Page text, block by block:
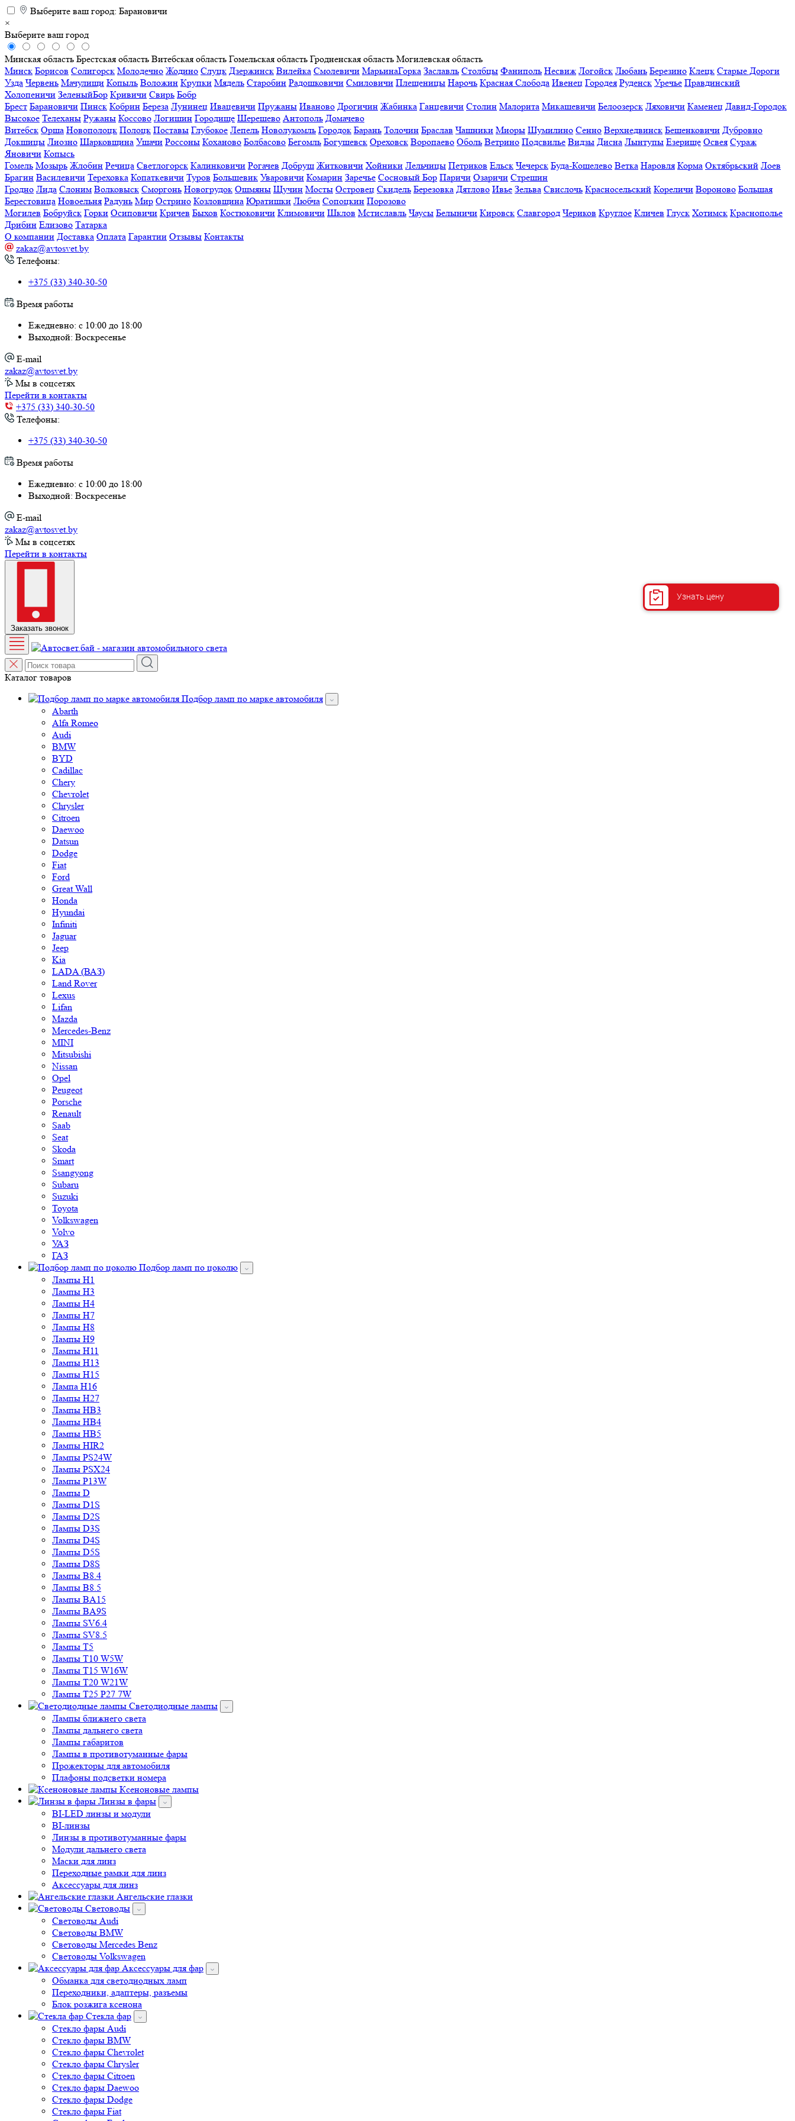
Выберите ваш город: Барановичи
×
Выберите ваш город
Минская область Брестская область Витебская область Гомельская область Гродненская область Могилевская область
Минск Борисов Солигорск Молодечно Жодино Слуцк Дзержинск Вилейка Смолевичи МарьинаГорка Заславль Столбцы Фаниполь Несвиж Логойск Любань Березино Клецк Старые Дороги
Узда Червень Мачулищи Копыль Воложин Крупки Мядель Старобин Радошковичи Смиловичи Плещеницы Нарочь Красная Слобода Ивенец Городея Руденск Уречье Правдинский
Холопеничи ЗеленыйБор Кривичи Свирь Бобр
Брест Барановичи Пинск Кобрин Береза Лунинец Ивацевичи Пружаны Иваново Дрогичин Жабинка Ганцевичи Столин Малорита Микашевичи Белоозерск Ляховичи Каменец Давид-Городок
Высокое Телеханы Ружаны Коссово Логишин Городище Шерешево Антополь Домачево
Витебск Орша Новополоцк Полоцк Поставы Глубокое Лепель Новолукомль Городок Барань Толочин Браслав Чашники Миоры Шумилино Сенно Верхнедвинск Бешенковичи Дубровно
Докшицы Лиозно Шарковщина Ушачи Россоны Коханово Болбасово Бегомль Богушевск Ореховск Воропаево Оболь Ветрино Подсвилье Видзы Дисна Лынтупы Езерище Освея Сураж
Яновичи Копысь
Гомель Мозырь Жлобин Речица Светлогорск Калинковичи Рогачев Добруш Житковичи Хойники Лельчицы Петриков Ельск Чечерск Буда-Кошелево Ветка Наровля Корма Октябрьский Лоев
Брагин Василевичи Тереховка Копаткевичи Туров Большевик Уваровичи Комарин Заречье Сосновый Бор Паричи Озаричи Стрешин
Гродно Лида Слоним Волковыск Сморгонь Новогрудок Ошмяны Щучин Мосты Островец Скидель Березовка Дятлово Ивье Зельва Свислочь Красносельский Кореличи Вороново Большая
Берестовица Новоельня Радунь Мир Острино Козловщина Юратишки Любча Сопоцкин Порозово
Могилев Бобруйск Горки Осиповичи Кричев Быхов Костюковичи Климовичи Шклов Мстиславль Чаусы Белыничи Кировск Славгород Чериков Круглое Кличев Глуск Хотимск Краснополье
Дрибин Елизово Татарка
О компании Доставка Оплата Гарантии Отзывы Контакты
zakaz@avtosvet.by
Телефоны:
+375 (33) 340-30-50
Время работы
Ежедневно: с 10:00 до 18:00
Выходной: Воскресенье
E-mail
zakaz@avtosvet.by
Мы в соцсетях
Перейти в контакты
+375 (33) 340-30-50
Телефоны:
+375 (33) 340-30-50
Время работы
Ежедневно: с 10:00 до 18:00
Выходной: Воскресенье
E-mail
zakaz@avtosvet.by
Мы в соцсетях
Перейти в контакты
Заказать звонок
Каталог товаров
Подбор ламп по марке автомобиля
Abarth
Alfa Romeo
Audi
BMW
BYD
Cadillac
Chery
Chevrolet
Chrysler
Citroen
Daewoo
Datsun
Dodge
Fiat
Ford
Great Wall
Honda
Hyundai
Infiniti
Jaguar
Jeep
Kia
LADA (ВАЗ)
Land Rover
Lexus
Lifan
Mazda
Mercedes-Benz
MINI
Mitsubishi
Nissan
Opel
Peugeot
Porsche
Renault
Saab
Seat
Skoda
Smart
Ssangyong
Subaru
Suzuki
Toyota
Volkswagen
Volvo
УАЗ
ГАЗ
Подбор ламп по цоколю
Лампы H1
Лампы H3
Лампы H4
Лампы H7
Лампы H8
Лампы H9
Лампы H11
Лампы H13
Лампы H15
Лампа H16
Лампы H27
Лампы HB3
Лампы HB4
Лампы HB5
Лампы HIR2
Лампы PS24W
Лампы PSX24
Лампы P13W
Лампы D
Лампы D1S
Лампы D2S
Лампы D3S
Лампы D4S
Лампы D5S
Лампы D8S
Лампы B8.4
Лампы B8.5
Лампы BA15
Лампы BA9S
Лампы SV6.4
Лампы SV8.5
Лампы T5
Лампы T10 W5W
Лампы T15 W16W
Лампы T20 W21W
Лампы T25 P27 7W
Светодиодные лампы
Лампы ближнего света
Лампы дальнего света
Лампы габаритов
Лампы в противотуманные фары
Прожекторы для автомобиля
Плафоны подсветки номера
Ксеноновые лампы
Линзы в фары
BI-LED линзы и модули
BI-линзы
Линзы в противотуманные фары
Модули дальнего света
Маски для линз
Переходные рамки для линз
Аксессуары для линз
Ангельские глазки
Световоды
Cветоводы Audi
Cветоводы BMW
Световоды Mercedes Benz
Cветоводы Volkswagen
Аксессуары для фар
Обманка для светодиодных ламп
Переходники, адаптеры, разъемы
Блок розжига ксенона
Стекла фар
Стекло фары Audi
Стекло фары BMW
Стекло фары Chevrolet
Стекло фары Chrysler
Стекло фары Citroen
Стекло фары Daewoo
Стекло фары Dodge
Стекло фары Fiat
Узнать цену